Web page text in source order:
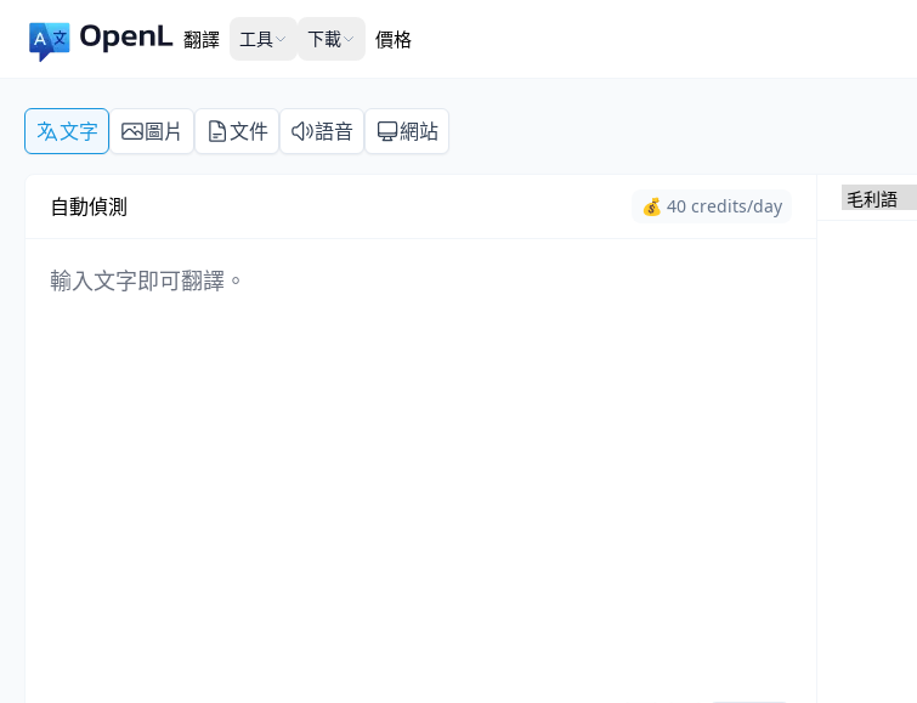
翻譯 工具 下載 價格
文字 圖片 文件 語音 網站
自動偵測 💰 40 credits/day